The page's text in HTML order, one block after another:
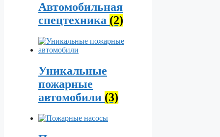
Автомобильная
спецтехника (2)
Уникальные
пожарные
автомобили (3)